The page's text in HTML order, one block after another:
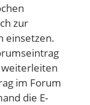
zur
einsetzen.
weiterleiten
im Forum
die E-